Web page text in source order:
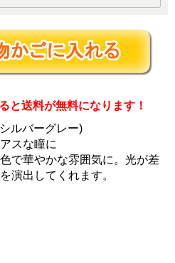
と送料が無料になります！
ルバーグレー)
スな瞳に
で華やかな雰囲気に。光が差
演出してくれます。